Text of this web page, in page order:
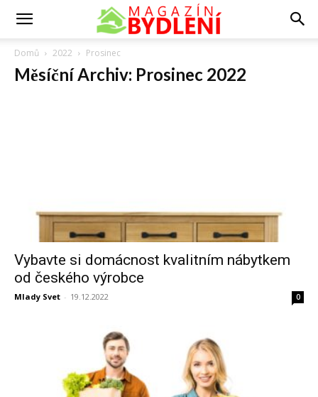
Domů 2022 Prosinec
Měsíční Archiv: Prosinec 2022
Vybavte si domácnost kvalitním nábytkem
od českého výrobce
Mlady Svet - 19.12.2022 0